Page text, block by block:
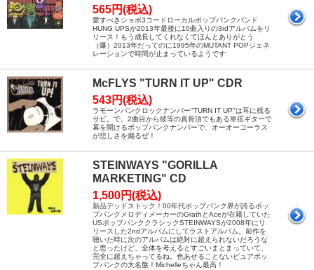
565円(税込)
愛すべきショボ3コードローカルポップパンクバンド
HUNG UPSが2013年最後に10曲入りの3rdアルバムをリ
リース！もう成長してくれなくてほんとありがとう
（爆）2013年だってのに1995年のMUTANT POPジェネ
レーションで時間が止まっているようです
McFLYS "TURN IT UP" CDR
543円(税込)
ラモーンパンクロックナンバー"TURN IT UP"は耳に残る
サビ。で、2曲目から彼等の真骨頂でもある単弦ギターで
幕を開けるポップパンクナンバーで、オーオーコーラス
が悲しさを煽るぜ！
STEINWAYS "GORILLA
MARKETING" CD
1,500円(税込)
新品デッドストック！00年代ポップパンク界が誇るポッ
プパンクメロディメーカーのGrathとAceが在籍していた
USポップパンククラシックSTEINWAYSが2008年にリ
リースした2ndアルバムにしてラストアルバム。前作を
聴いた時に次のアルバムは絶対に超えられないだろうな
と思ったけど、全体を考えるとすごいまとまっていて、
完全に超えちゃってるね。色あせることないピュアポッ
プパンクの大名盤！Michelleちゃん最高！